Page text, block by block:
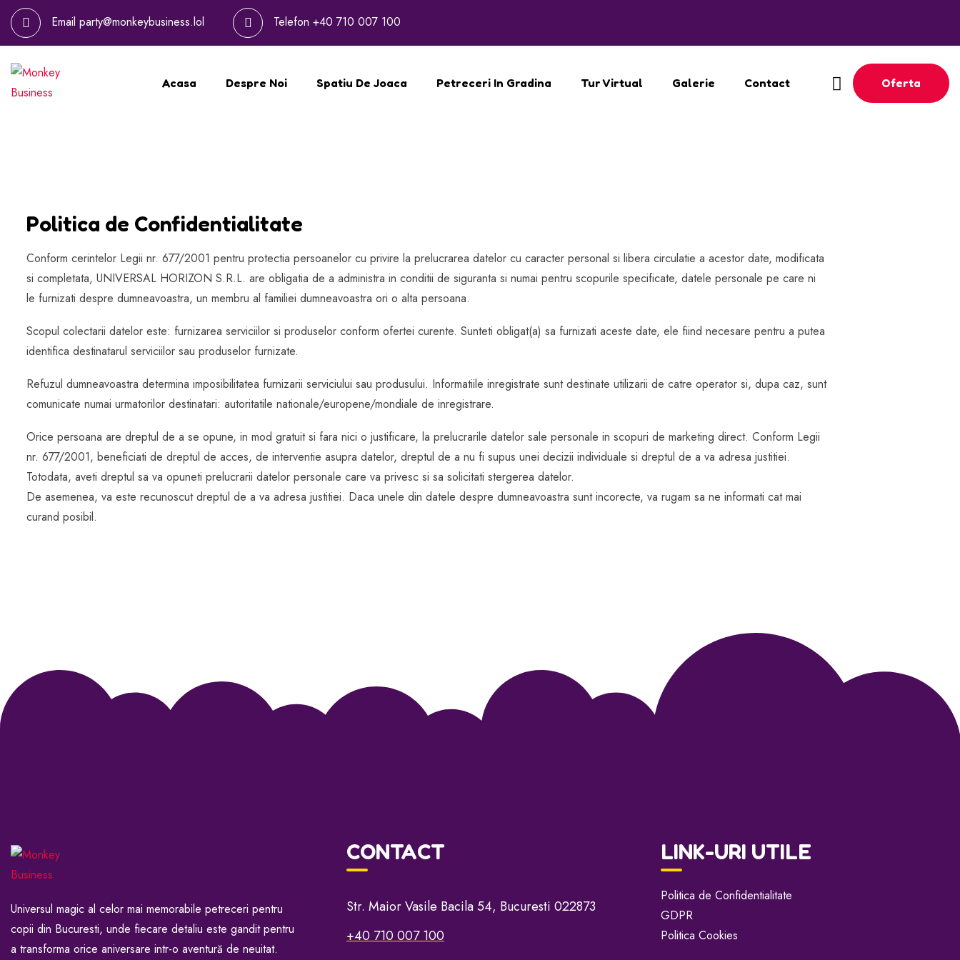
Email party@monkeybusiness.lol Telefon +40 710 007 100
Acasa Despre Noi Spatiu De Joaca Petreceri In Gradina Tur Virtual Galerie Contact Oferta
Politica de Confidentialitate
Conform cerintelor Legii nr. 677/2001 pentru protectia persoanelor cu privire la prelucrarea datelor cu caracter personal si libera circulatie a acestor date, modificata
si completata, UNIVERSAL HORIZON S.R.L. are obligatia de a administra in conditii de siguranta si numai pentru scopurile specificate, datele personale pe care ni
le furnizati despre dumneavoastra, un membru al familiei dumneavoastra ori o alta persoana.
Scopul colectarii datelor este: furnizarea serviciilor si produselor conform ofertei curente. Sunteti obligat(a) sa furnizati aceste date, ele fiind necesare pentru a putea
identifica destinatarul serviciilor sau produselor furnizate.
Refuzul dumneavoastra determina imposibilitatea furnizarii serviciului sau produsului. Informatiile inregistrate sunt destinate utilizarii de catre operator si, dupa caz, sunt
comunicate numai urmatorilor destinatari: autoritatile nationale/europene/mondiale de inregistrare.
Orice persoana are dreptul de a se opune, in mod gratuit si fara nici o justificare, la prelucrarile datelor sale personale in scopuri de marketing direct. Conform Legii
nr. 677/2001, beneficiati de dreptul de acces, de interventie asupra datelor, dreptul de a nu fi supus unei decizii individuale si dreptul de a va adresa justitiei.
Totodata, aveti dreptul sa va opuneti prelucrarii datelor personale care va privesc si sa solicitati stergerea datelor.
De asemenea, va este recunoscut dreptul de a va adresa justitiei. Daca unele din datele despre dumneavoastra sunt incorecte, va rugam sa ne informati cat mai
curand posibil.​
Universul magic al celor mai memorabile petreceri pentru
copii din Bucuresti, unde fiecare detaliu este gandit pentru
a transforma orice aniversare intr-o aventură de neuitat.
CONTACT
Str. Maior Vasile Bacila 54, Bucuresti 022873
+40 710 007 100
LINK-URI UTILE
Politica de Confidentialitate
GDPR
Politica Cookies